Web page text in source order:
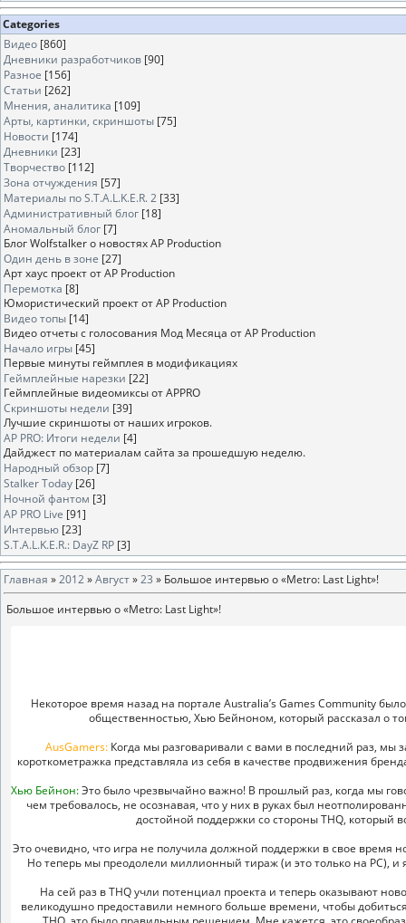
Categories
Видео [860]
Дневники разработчиков [90]
Разное [156]
Статьи [262]
Мнения, аналитика [109]
Арты, картинки, скриншоты [75]
Новости [174]
Дневники [23]
Творчество [112]
Зона отчуждения [57]
Материалы по S.T.A.L.K.E.R. 2 [33]
Административный блог [18]
Аномальный блог [7]
Блог Wolfstalker о новостях AP Production
Один день в зоне [27]
Арт хаус проект от AP Production
Перемотка [8]
Юмористический проект от AP Production
Видео топы [14]
Видео отчеты с голосования Мод Месяца от AP Production
Начало игры [45]
Первые минуты геймплея в модификациях
Геймплейные нарезки [22]
Геймплейные видеомиксы от APPRO
Скриншоты недели [39]
Лучшие скриншоты от наших игроков.
AP PRO: Итоги недели [4]
Дайджест по материалам сайта за прошедшую неделю.
Народный обзор [7]
Stalker Today [26]
Ночной фантом [3]
AP PRO Live [91]
Интервью [23]
S.T.A.L.K.E.R.: DayZ RP [3]
Главная »2012»Август»23 » Большое интервью о «Metro: Last Light»!
Большое интервью о «Metro: Last Light»!
Некоторое время назад на портале Australia’s Games Community
общественностью, Хью Бейноном, который рассказал о
AusGamers:Когда мы разговаривали с вами в последний раз, мы
короткометражка представляла из себя в качестве продвижения
Хью Бейнон:Это было чрезвычайно важно! В прошлый раз, когда мы
чем требовалось, не осознавая, что у них в руках был
достойной поддержки со стороны THQ,
Это очевидно, что игра не получила должной поддержки в свое время
Но теперь мы преодолели миллионный тираж (и это только на PC),
На сей раз в THQ учли потенциал проекта и теперь оказывают
великодушно предоставили немного больше времени, чтобы